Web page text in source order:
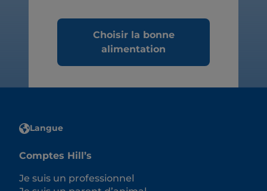
Choisir la bonne
alimentation
Langue
Comptes Hill’s
Je suis un professionnel